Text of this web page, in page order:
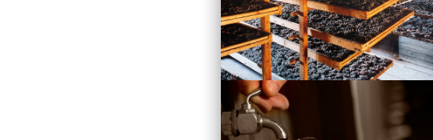
Visita la Cantina